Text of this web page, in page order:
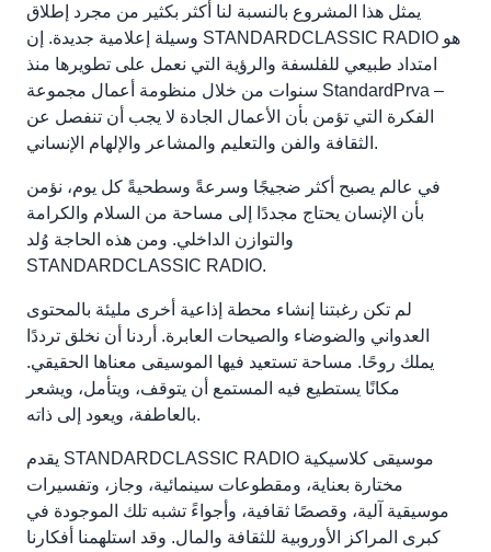
يمثل هذا المشروع بالنسبة لنا أكثر بكثير من مجرد إطلاق
وسيلة إعلامية جديدة. إن STANDARDCLASSIC RADIO هو
امتداد طبيعي للفلسفة والرؤية التي نعمل على تطويرها منذ
سنوات من خلال منظومة أعمال مجموعة StandardPrva –
الفكرة التي تؤمن بأن الأعمال الجادة لا يجب أن تنفصل عن
الثقافة والفن والتعليم والمشاعر والإلهام الإنساني.
في عالم يصبح أكثر ضجيجًا وسرعةً وسطحيةً كل يوم، نؤمن
بأن الإنسان يحتاج مجددًا إلى مساحة من السلام والكرامة
والتوازن الداخلي. ومن هذه الحاجة وُلد
STANDARDCLASSIC RADIO.
لم تكن رغبتنا إنشاء محطة إذاعية أخرى مليئة بالمحتوى
العدواني والضوضاء والصيحات العابرة. أردنا أن نخلق ترددًا
يملك روحًا. مساحة تستعيد فيها الموسيقى معناها الحقيقي.
مكانًا يستطيع فيه المستمع أن يتوقف، ويتأمل، ويشعر
بالعاطفة، ويعود إلى ذاته.
يقدم STANDARDCLASSIC RADIO موسيقى كلاسيكية
مختارة بعناية، ومقطوعات سينمائية، وجاز، وتفسيرات
موسيقية آلية، وقصصًا ثقافية، وأجواءً تشبه تلك الموجودة في
كبرى المراكز الأوروبية للثقافة والمال. وقد استلهمنا أفكارنا